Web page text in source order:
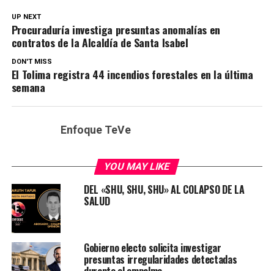
UP NEXT
Procuraduría investiga presuntas anomalías en
contratos de la Alcaldía de Santa Isabel
DON'T MISS
El Tolima registra 44 incendios forestales en la última
semana
Enfoque TeVe
YOU MAY LIKE
DEL «SHU, SHU, SHU» AL COLAPSO DE LA
SALUD
Gobierno electo solicita investigar
presuntas irregularidades detectadas